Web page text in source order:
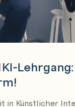
in Künstlicher